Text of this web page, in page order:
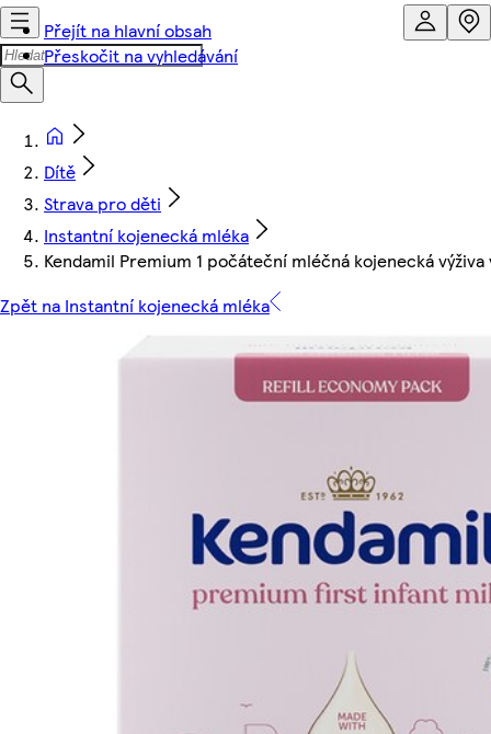
Přejít na hlavní obsah
Přeskočit na vyhledávání
Dítě
Strava pro děti
Instantní kojenecká mléka
Kendamil Premium 1 počáteční mléčná kojenecká
Zpět na Instantní kojenecká mléka